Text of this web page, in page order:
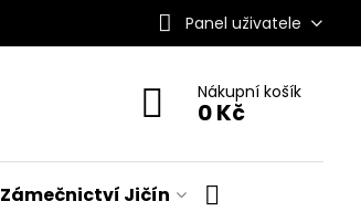
Panel uživatele
Nákupní košík
0 Kč
Zámečnictví Jičín